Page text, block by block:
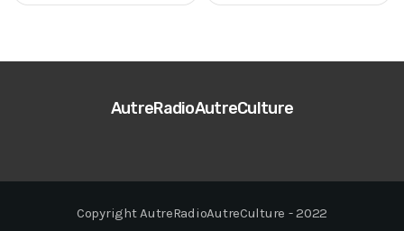
AutreRadioAutreCulture
Copyright AutreRadioAutreCulture - 2022